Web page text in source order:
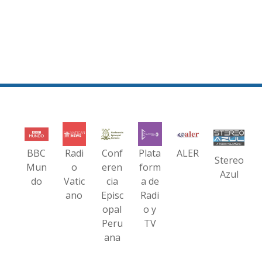
BBC
Mun
do
Radi
o
Vatic
ano
Conf
eren
cia
Episc
opal
Peru
ana
Plata
form
a de
Radi
o y
TV
ALER
Stereo
Azul